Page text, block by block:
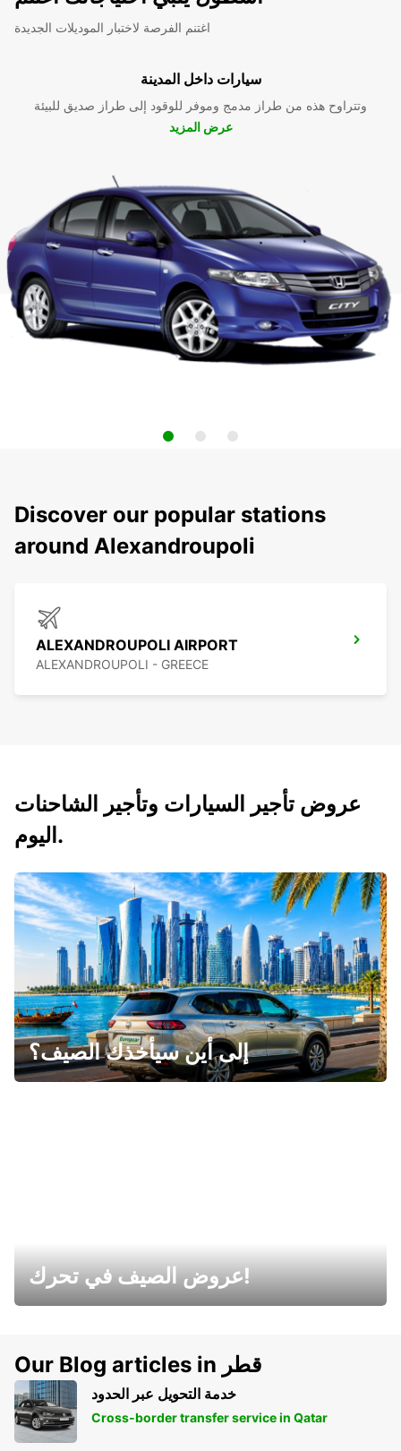
اغتنم الفرصة لاختبار الموديلات الجديدة
سيارات داخل المدينة
وتتراوح هذه من طراز مدمج وموفر للوقود إلى طراز صديق للبيئة
عرض المزيد
Discover our popular stations
around Alexandroupoli
ALEXANDROUPOLI AIRPORT
ALEXANDROUPOLI - GREECE
عروض تأجير السيارات وتأجير الشاحنات
اليوم.
إلى أين سيأخذك الصيف؟
عروض الصيف في تحرك!
Our Blog articles in قطر
خدمة التحويل عبر الحدود
Cross-border transfer service in Qatar